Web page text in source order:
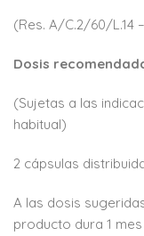
(Res. A/C.2/60/L.14
Dosis
(Sujetas a las
habitual)
2 cápsulas
A las dosis
producto dura 1 mes